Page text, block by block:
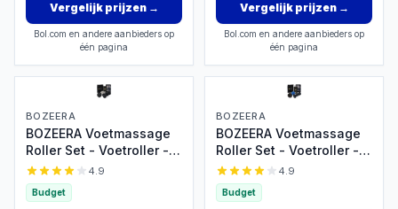
Vergelijk prijzen→
Bol.com en andere aanbieders op
één pagina
Vergelijk prijzen→
Bol.com en andere aanbieders op
één pagina
BOZEERA
BOZEERA Voetmassage
Roller Set - Voetroller -
Massageballen -
Lacrosse Massage Bal -
Triggerpoint Bal -
4.9
Budget
BOZEERA
BOZEERA Voetmassage
Roller Set - Voetroller -
Spiky Massageballen -
Massage Bal -
Triggerpoint Bal -
4.9
Budget